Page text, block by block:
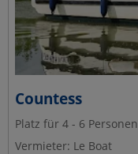
Countess
Platz für 4 - 6 Personen
Vermieter: Le Boat